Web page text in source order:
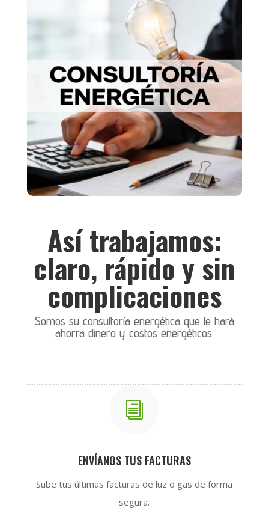
Así trabajamos:
claro, rápido y sin
complicaciones
Somos su consultoría energética que le hará
ahorra dinero y costos energéticos.
i
ENVÍANOS TUS FACTURAS
Sube tus últimas facturas de luz o gas de forma
segura.